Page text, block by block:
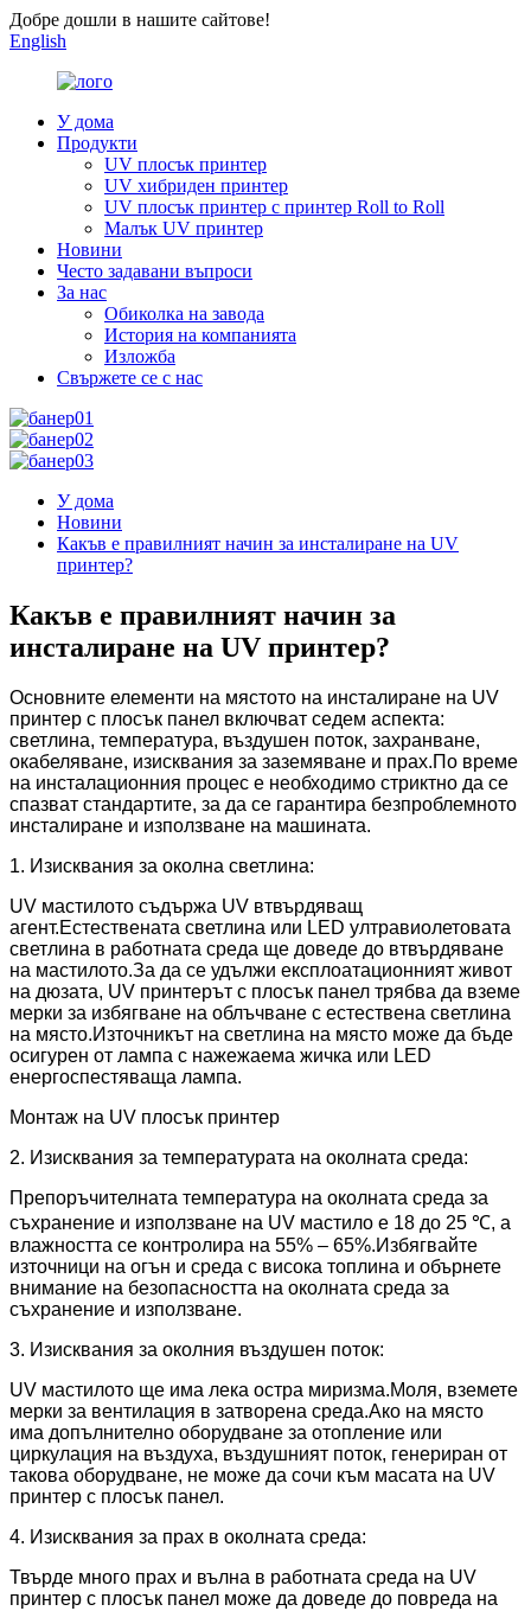
Добре дошли в нашите сайтове!
English
У дома
Продукти
UV плосък принтер
UV хибриден принтер
UV плосък принтер с принтер Roll to Roll
Малък UV принтер
Новини
Често задавани въпроси
За нас
Обиколка на завода
История на компанията
Изложба
Свържете се с нас
У дома
Новини
Какъв е правилният начин за инсталиране на UV
принтер?
Какъв е правилният начин за
инсталиране на UV принтер?
Основните елементи на мястото на инсталиране на UV
принтер с плосък панел включват седем аспекта:
светлина, температура, въздушен поток, захранване,
окабеляване, изисквания за заземяване и прах.По време
на инсталационния процес е необходимо стриктно да се
спазват стандартите, за да се гарантира безпроблемното
инсталиране и използване на машината.
1. Изисквания за околна светлина:
UV мастилото съдържа UV втвърдяващ
агент.Естествената светлина или LED ултравиолетовата
светлина в работната среда ще доведе до втвърдяване
на мастилото.За да се удължи експлоатационният живот
на дюзата, UV принтерът с плосък панел трябва да вземе
мерки за избягване на облъчване с естествена светлина
на място.Източникът на светлина на място може да бъде
осигурен от лампа с нажежаема жичка или LED
енергоспестяваща лампа.
Монтаж на UV плосък принтер
2. Изисквания за температурата на околната среда:
Препоръчителната температура на околната среда за
съхранение и използване на UV мастило е 18 до 25 ℃, а
влажността се контролира на 55% – 65%.Избягвайте
източници на огън и среда с висока топлина и обърнете
внимание на безопасността на околната среда за
съхранение и използване.
3. Изисквания за околния въздушен поток:
UV мастилото ще има лека остра миризма.Моля, вземете
мерки за вентилация в затворена среда.Ако на място
има допълнително оборудване за отопление или
циркулация на въздуха, въздушният поток, генериран от
такова оборудване, не може да сочи към масата на UV
принтер с плосък панел.
4. Изисквания за прах в околната среда:
Твърде много прах и вълна в работната среда на UV
принтер с плосък панел може да доведе до повреда на